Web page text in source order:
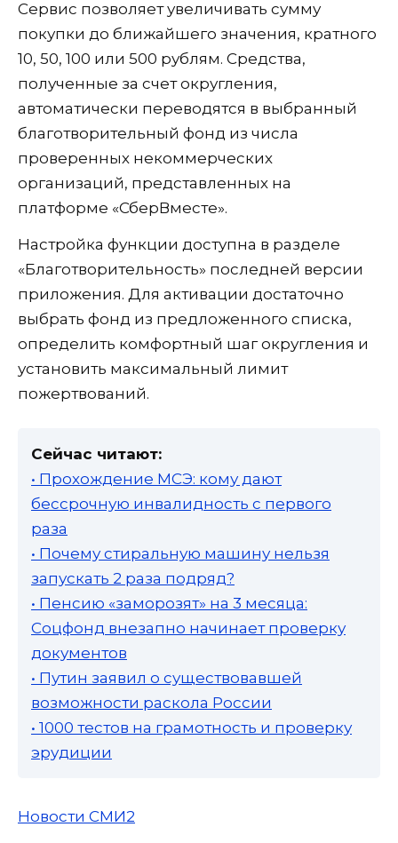
Сервис позволяет увеличивать сумму
покупки до ближайшего значения, кратного
10, 50, 100 или 500 рублям. Средства,
полученные за счет округления,
автоматически переводятся в выбранный
благотворительный фонд из числа
проверенных некоммерческих
организаций, представленных на
платформе «СберВместе».
Настройка функции доступна в разделе
«Благотворительность» последней версии
приложения. Для активации достаточно
выбрать фонд из предложенного списка,
определить комфортный шаг округления и
установить максимальный лимит
пожертвований.
Сейчас читают:
• Прохождение МСЭ: кому дают
бессрочную инвалидность с первого
раза
• Почему стиральную машину нельзя
запускать 2 раза подряд?
• Пенсию «заморозят» на 3 месяца:
Соцфонд внезапно начинает проверку
документов
• Путин заявил о существовавшей
возможности раскола России
• 1000 тестов на грамотность и проверку
эрудиции
Новости СМИ2